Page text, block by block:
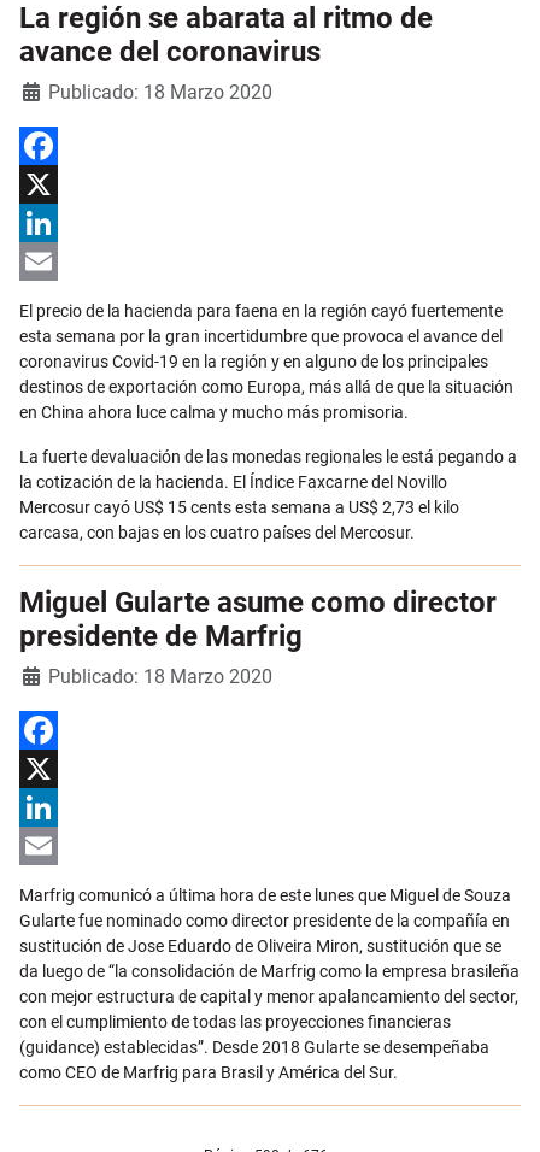
La región se abarata al ritmo de
avance del coronavirus
DetallesPublicado: 18 Marzo 2020
Facebook
X
LinkedIn
Email
El precio de la hacienda para faena en la región cayó fuertemente
esta semana por la gran incertidumbre que provoca el avance del
coronavirus Covid-19 en la región y en alguno de los principales
destinos de exportación como Europa, más allá de que la situación
en China ahora luce calma y mucho más promisoria.
La fuerte devaluación de las monedas regionales le está pegando a
la cotización de la hacienda. El Índice Faxcarne del Novillo
Mercosur cayó US$ 15 cents esta semana a US$ 2,73 el kilo
carcasa, con bajas en los cuatro países del Mercosur.
Miguel Gularte asume como director
presidente de Marfrig
DetallesPublicado: 18 Marzo 2020
Facebook
X
LinkedIn
Email
Marfrig comunicó a última hora de este lunes que Miguel de Souza
Gularte fue nominado como director presidente de la compañía en
sustitución de Jose Eduardo de Oliveira Miron, sustitución que se
da luego de “la consolidación de Marfrig como la empresa brasileña
con mejor estructura de capital y menor apalancamiento del sector,
con el cumplimiento de todas las proyecciones financieras
(guidance) establecidas”. Desde 2018 Gularte se desempeñaba
como CEO de Marfrig para Brasil y América del Sur.